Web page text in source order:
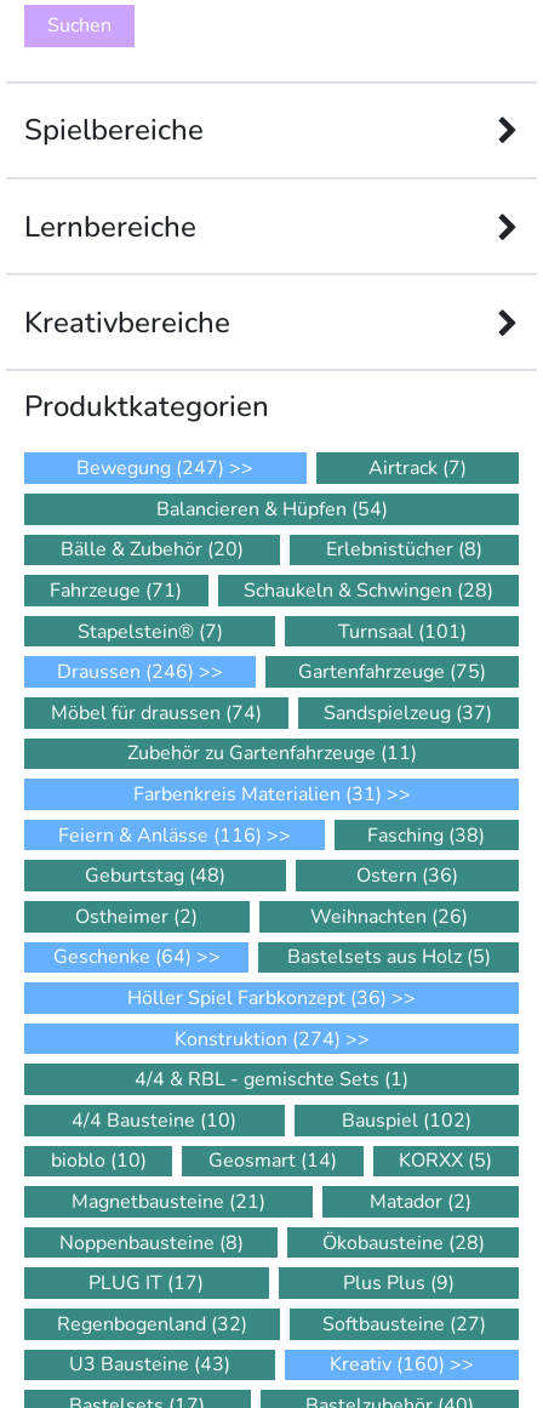
Spielbereiche
Lernbereiche
Kreativbereiche
Produkt­kategorien
Bewegung (247) >> Airtrack (7)
Balancieren & Hüpfen (54)
Bälle & Zubehör (20) Erlebnistücher (8)
Fahrzeuge (71) Schaukeln & Schwingen (28)
Stapelstein® (7) Turnsaal (101)
Draussen (246) >> Gartenfahrzeuge (75)
Möbel für draussen (74) Sandspielzeug (37)
Zubehör zu Gartenfahrzeuge (11)
Farbenkreis Materialien (31) >>
Feiern & Anlässe (116) >> Fasching (38)
Geburtstag (48) Ostern (36)
Ostheimer (2) Weihnachten (26)
Geschenke (64) >> Bastelsets aus Holz (5)
Höller Spiel Farbkonzept (36) >>
Konstruktion (274) >>
4/4 & RBL - gemischte Sets (1)
4/4 Bausteine (10) Bauspiel (102)
bioblo (10) Geosmart (14) KORXX (5)
Magnetbausteine (21) Matador (2)
Noppenbausteine (8) Ökobausteine (28)
PLUG IT (17) Plus Plus (9)
Regenbogenland (32) Softbausteine (27)
U3 Bausteine (43) Kreativ (160) >>